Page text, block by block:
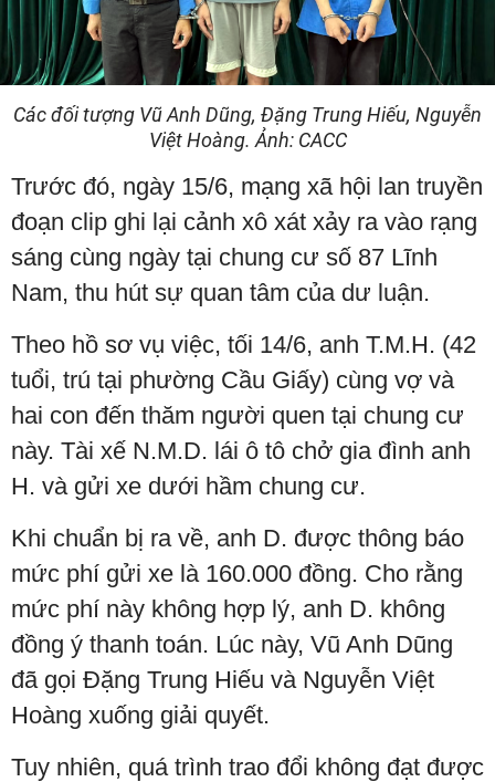
Các đối tượng Vũ Anh Dũng, Đặng Trung Hiếu, Nguyễn
Việt Hoàng. Ảnh: CACC
Trước đó, ngày 15/6, mạng xã hội lan truyền
đoạn clip ghi lại cảnh xô xát xảy ra vào rạng
sáng cùng ngày tại chung cư số 87 Lĩnh
Nam, thu hút sự quan tâm của dư luận.
Theo hồ sơ vụ việc, tối 14/6, anh T.M.H. (42
tuổi, trú tại phường Cầu Giấy) cùng vợ và
hai con đến thăm người quen tại chung cư
này. Tài xế N.M.D. lái ô tô chở gia đình anh
H. và gửi xe dưới hầm chung cư.
Khi chuẩn bị ra về, anh D. được thông báo
mức phí gửi xe là 160.000 đồng. Cho rằng
mức phí này không hợp lý, anh D. không
đồng ý thanh toán. Lúc này, Vũ Anh Dũng
đã gọi Đặng Trung Hiếu và Nguyễn Việt
Hoàng xuống giải quyết.
Tuy nhiên, quá trình trao đổi không đạt được